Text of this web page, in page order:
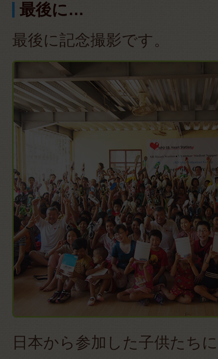
最後に…
最後に記念撮影です。
日本から参加した子供たち